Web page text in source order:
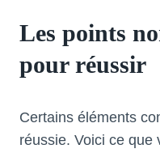
Les points
pour réussir
Certains éléments
réussie. Voici ce que